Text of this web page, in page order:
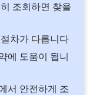
조회하면 찾을
차가 다릅니다
에 도움이 됩니
서 안전하게 조